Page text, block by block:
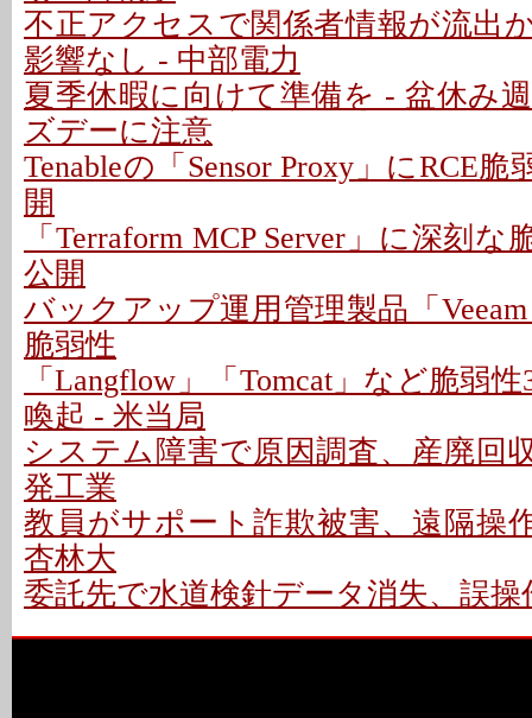
不正アクセスで関係者情報が流出
影響なし - 中部電力
夏季休暇に向けて準備を - 盆休み
ズデーに注意
Tenableの「Sensor Proxy」にRCE
開
「Terraform MCP Server」に深刻
公開
バックアップ運用管理製品「
脆弱性
「Langflow」「Tomcat」など脆弱
喚起 - 米当局
システム障害で原因調査、産廃回
発工業
教員がサポート詐欺被害、遠隔操
杏林大
委託先で水道検針データ消失、誤